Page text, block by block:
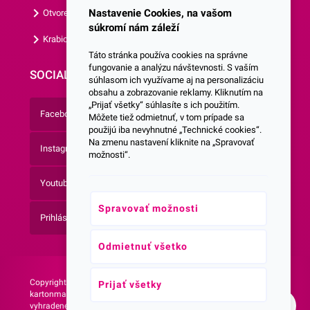
Otvorená krabica
Krabice s vlastným logom
SOCIALNE SIETE
Facebook
Instagram
Youtube
Prihlásenie do Newsletteru
Copyright © 2026 -
kartonmax.sk Všetky práva
vyhradené
Nastavenie Cookies, na vašom
súkromí nám záleží
Táto stránka používa cookies na správne
fungovanie a analýzu návštevnosti. S vaším
súhlasom ich využívame aj na personalizáciu
obsahu a zobrazovanie reklamy. Kliknutím na
„Prijať všetky“ súhlasíte s ich použitím.
Môžete tiež odmietnuť, v tom prípade sa
použijú iba nevyhnutné „Technické cookies“.
Na zmenu nastavení kliknite na „Spravovať
možnosti“.
Spravovať možnosti
Odmietnuť všetko
Prijať všetky